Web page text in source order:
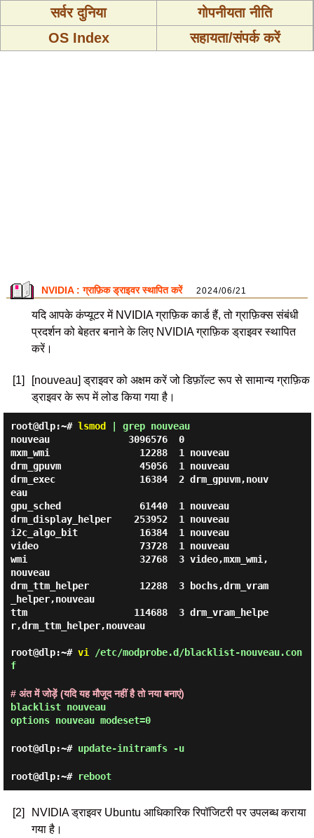
सर्वर दुनिया
गोपनीयता नीति
OS Index
सहायता/संपर्क करें
NVIDIA : ग्राफ़िक ड्राइवर स्थापित करें 2024/06/21
यदि आपके कंप्यूटर में NVIDIA ग्राफ़िक कार्ड हैं, तो ग्राफ़िक्स संबंधी
प्रदर्शन को बेहतर बनाने के लिए NVIDIA ग्राफ़िक ड्राइवर स्थापित
करें।
[1]
[nouveau] ड्राइवर को अक्षम करें जो डिफ़ॉल्ट रूप से सामान्य ग्राफ़िक
ड्राइवर के रूप में लोड किया गया है।
root@dlp:~# lsmod | grep nouveau
nouveau              3096576  0
mxm_wmi                12288  1 nouveau
drm_gpuvm              45056  1 nouveau
drm_exec               16384  2 drm_gpuvm,nouv
eau
gpu_sched              61440  1 nouveau
drm_display_helper    253952  1 nouveau
i2c_algo_bit           16384  1 nouveau
video                  73728  1 nouveau
wmi                    32768  3 video,mxm_wmi,
nouveau
drm_ttm_helper         12288  3 bochs,drm_vram
_helper,nouveau
ttm                   114688  3 drm_vram_helpe
r,drm_ttm_helper,nouveau
root@dlp:~# vi /etc/modprobe.d/blacklist-nouveau.con
f
# अंत में जोड़ें (यदि यह मौजूद नहीं है तो नया बनाएं)
blacklist nouveau
options nouveau modeset=0
root@dlp:~# update-initramfs -u
root@dlp:~# reboot
[2]
NVIDIA ड्राइवर Ubuntu आधिकारिक रिपॉजिटरी पर उपलब्ध कराया
गया है।